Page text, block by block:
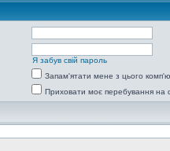
Я забув свій пароль
Запам'ятати мене з цього
Приховати моє перебування на